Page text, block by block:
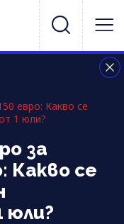
евро: Какво се
1 юли?
за
Какво се
юли?